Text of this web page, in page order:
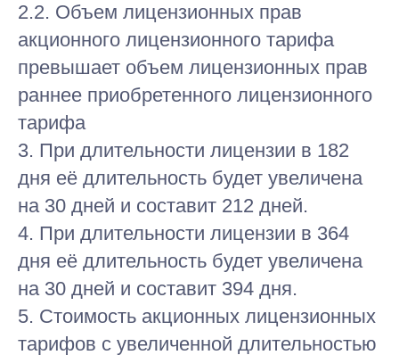
2.2. Объем лицензионных прав
акционного лицензионного тарифа
превышает объем лицензионных прав
раннее приобретенного лицензионного
тарифа
3. При длительности лицензии в 182
дня её длительность будет увеличена
на 30 дней и составит 212 дней.
4. При длительности лицензии в 364
дня её длительность будет увеличена
на 30 дней и составит 394 дня.
5. Стоимость акционных лицензионных
тарифов с увеличенной длительностью